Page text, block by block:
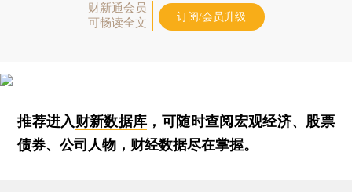
财新通会员
可畅读全文
订阅/会员升级
推荐进入财新数据库 ，可随时查阅宏观经济、股票
债券、公司人物，财经数据尽在掌握。